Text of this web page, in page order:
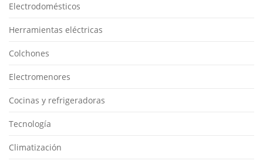
Electrodomésticos
Herramientas eléctricas
Colchones
Electromenores
Cocinas y refrigeradoras
Tecnología
Climatización